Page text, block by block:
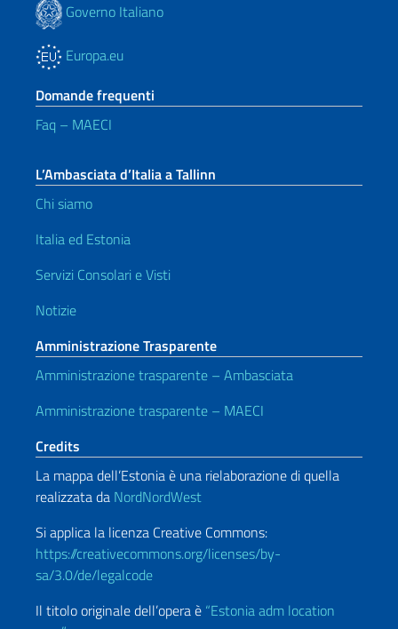
Governo Italiano
Europa.eu
Domande frequenti
Faq – MAECI
L’Ambasciata d’Italia a Tallinn
Chi siamo
Italia ed Estonia
Servizi Consolari e Visti
Notizie
Amministrazione Trasparente
Amministrazione trasparente – Ambasciata
Amministrazione trasparente – MAECI
Credits
La mappa dell’Estonia è una rielaborazione di quella
realizzata da NordNordWest
Si applica la licenza Creative Commons:
https://creativecommons.org/licenses/by-
sa/3.0/de/legalcode
Il titolo originale dell’opera è “Estonia adm location